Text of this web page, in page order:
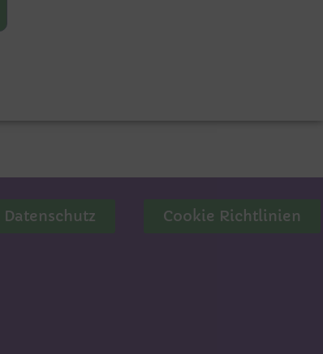
Datenschutz Cookie Richtlinien